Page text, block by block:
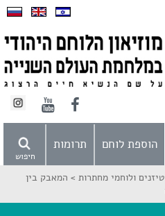
חיפוש
הוספת לוחם תרומות
ולוחמי מחתרות > המאבק בין